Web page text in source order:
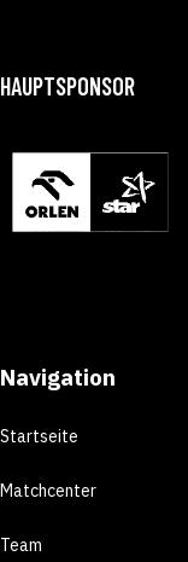
HAUPTSPONSOR
Navigation
Startseite
Matchcenter
Team